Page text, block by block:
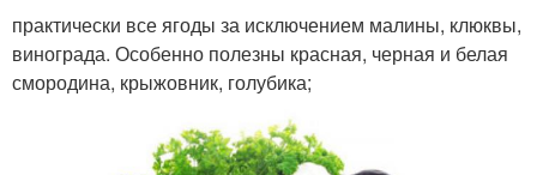
практически все ягоды за исключением малины, клюквы,
винограда. Особенно полезны красная, черная и белая
смородина, крыжовник, голубика;